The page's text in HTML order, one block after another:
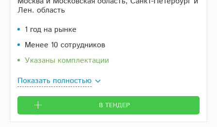
Лен. область
1 год на рынке
Менее 10 сотрудников
Указаны комплектации
Показать полностью
В ТЕНДЕР